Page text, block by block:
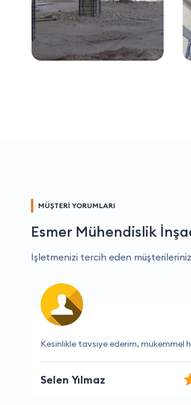
MÜŞTERİ YORUMLARI
Esmer Mühendislik
İşletmenizi tercih eden
Harika bir firma.
Şerife Altun